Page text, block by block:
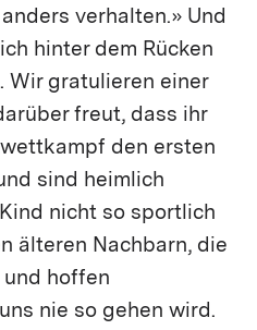
verhalten.» Und
hinter dem Rücken
Wir gratulieren einer
freut, dass ihr
den ersten
sind heimlich
nicht so sportlich
älteren Nachbarn, die
hoffen
nie so gehen wird.